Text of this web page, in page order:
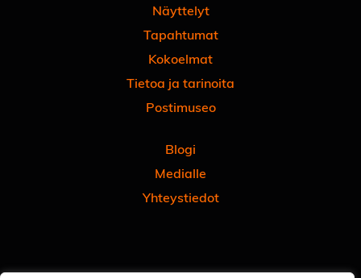
Näyttelyt
Tapahtumat
Kokoelmat
Tietoa ja tarinoita
Postimuseo
Blogi
Medialle
Yhteystiedot